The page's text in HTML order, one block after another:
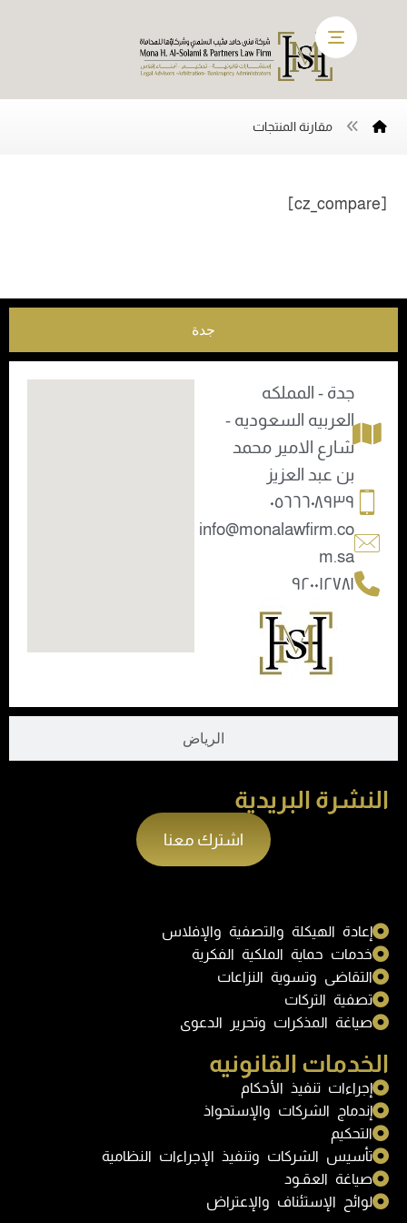
مقارنة المنتجات
[cz_compare]
جدة
الرياض
جدة - المملكه
العربيه السعوديه -
شارع الامير محمد
بن عبد العزيز
٠٥٦٦٦٠٨٩٣٩
info@monalawfirm.co
m.sa
٩٢٠٠١٢٧٨١
النشرة البريدية
اشترك معنا
إعادة الهيكلة والتصفية والإفلاس
خدمات حماية الملكية الفكرية
التقاضى وتسوية النزاعات
تصفية التركات
صياغة المذكرات وتحرير الدعوى
الخدمات القانونيه
إجراءات تنفيذ الأحكام
إندماج الشركات والإستحواذ
التحكيم
تأسيس الشركات وتنفيذ الإجراءات النظامية
صياغة العقـود
لوائح الإستئناف والإعتراض